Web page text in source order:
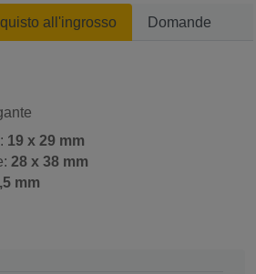
all'ingrosso Domande
19 x 29 mm
28 x 38 mm
mm